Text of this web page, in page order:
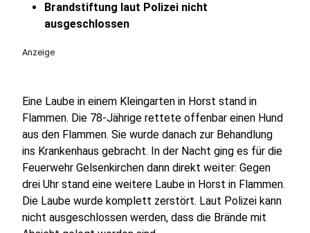
Brandstiftung laut Polizei nicht
ausgeschlossen
Anzeige
Eine Laube in einem Kleingarten in Horst stand in
Flammen. Die 78-Jährige rettete offenbar einen Hund
aus den Flammen. Sie wurde danach zur Behandlung
ins Krankenhaus gebracht. In der Nacht ging es für die
Feuerwehr Gelsenkirchen dann direkt weiter: Gegen
drei Uhr stand eine weitere Laube in Horst in Flammen.
Die Laube wurde komplett zerstört. Laut Polizei kann
nicht ausgeschlossen werden, dass die Brände mit